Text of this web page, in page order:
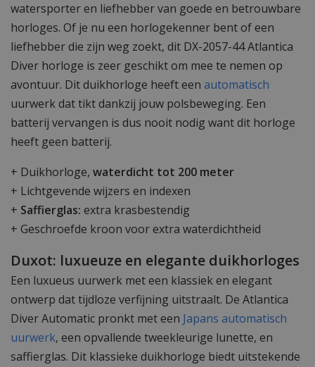
watersporter en liefhebber van goede en betrouwbare
horloges. Of je nu een horlogekenner bent of een
liefhebber die zijn weg zoekt, dit DX-2057-44 Atlantica
Diver horloge is zeer geschikt om mee te nemen op
avontuur. Dit duikhorloge heeft een automatisch
uurwerk dat tikt dankzij jouw polsbeweging. Een
batterij vervangen is dus nooit nodig want dit horloge
heeft geen batterij.
+ Duikhorloge, waterdicht tot 200 meter
+ Lichtgevende wijzers en indexen
+ Saffierglas: extra krasbestendig
+ Geschroefde kroon voor extra waterdichtheid
Duxot: luxueuze en elegante duikhorloges
Een luxueus uurwerk met een klassiek en elegant
ontwerp dat tijdloze verfijning uitstraalt. De Atlantica
Diver Automatic pronkt met een Japans automatisch
uurwerk, een opvallende tweekleurige lunette, en
saffierglas. Dit klassieke duikhorloge biedt uitstekende